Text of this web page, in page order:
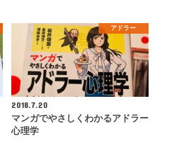
アドラー
2018.7.20
マンガでやさしくわかるアドラー
心理学